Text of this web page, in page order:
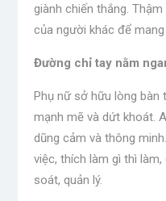
giành chiến thắng.
của người khác để
Đường chỉ tay nằm
Phụ nữ sở hữu lòng bàn
mạnh mẽ và dứt khoát.
dũng cảm và thông
việc, thích làm gì thì
soát, quản lý.